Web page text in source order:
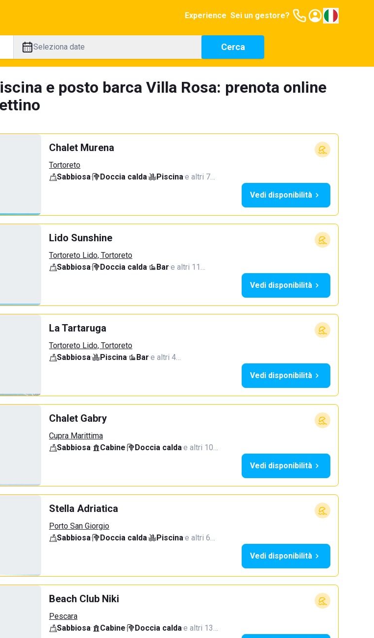
Experience Sei un gestore?
Seleziona date Cerca
e posto barca Villa Rosa: prenota online
Chalet Murena
Tortoreto
Sabbiosa· Doccia calda· Piscina·e altri 7…
Vedi disponibilità
Lido Sunshine
Tortoreto Lido, Tortoreto
Sabbiosa· Doccia calda· Bar·e altri 11…
Vedi disponibilità
La Tartaruga
Tortoreto Lido, Tortoreto
Sabbiosa· Piscina· Bar·e altri 4…
Vedi disponibilità
Chalet Gabry
Cupra Marittima
Sabbiosa· Cabine· Doccia calda·e altri 10…
Vedi disponibilità
Stella Adriatica
Porto San Giorgio
Sabbiosa· Doccia calda· Piscina·e altri 6…
Vedi disponibilità
Beach Club Niki
Pescara
Sabbiosa· Cabine· Doccia calda·e altri 13…